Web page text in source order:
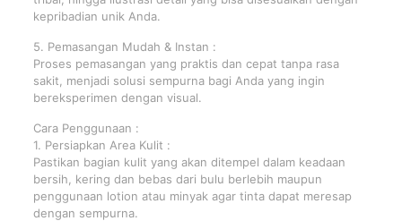
kepribadian unik Anda.
5. Pemasangan Mudah & Instan :
Proses pemasangan yang praktis dan cepat tanpa rasa
sakit, menjadi solusi sempurna bagi Anda yang ingin
bereksperimen dengan visual.
Cara Penggunaan :
1. Persiapkan Area Kulit :
Pastikan bagian kulit yang akan ditempel dalam keadaan
bersih, kering dan bebas dari bulu berlebih maupun
penggunaan lotion atau minyak agar tinta dapat meresap
dengan sempurna.